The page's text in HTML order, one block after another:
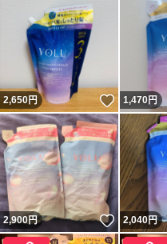
2,650円 いいね！
1,470円
2,900円 いいね！
2,040円